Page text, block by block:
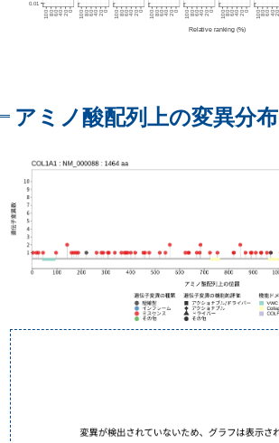
アミノ酸配列上の変異分布